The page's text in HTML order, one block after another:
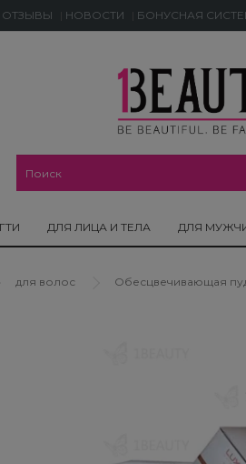
ОТЗЫВЫ НОВОСТИ БОНУСНАЯ
ДЛЯ ЛИЦА И ТЕЛА ДЛЯ
для волос Обесцвечивающая